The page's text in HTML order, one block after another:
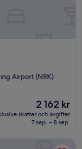
Airport (NRK)
Priset
är
2 162 kr
2 162 kr
skatter och avgifter
7 sep. – 8 sep.